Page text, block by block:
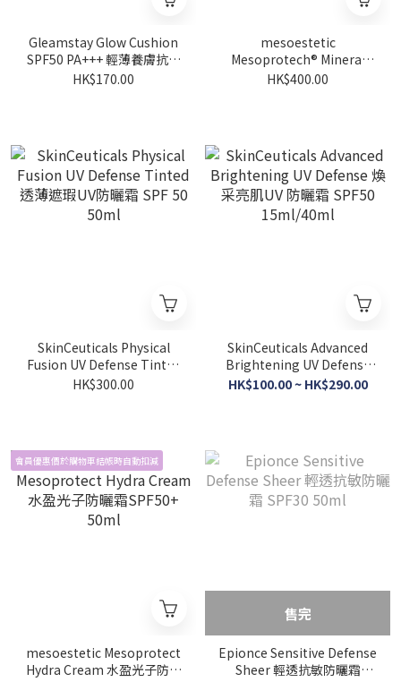
Gleamstay Glow Cushion
SPF50 PA+++ 輕薄養膚抗糖
氣墊 15g
HK$170.00
mesoestetic
Mesoprotech® Mineral
Fluid SPF50 全物理光子防曬
HK$400.00
SkinCeuticals Physical
Fusion UV Defense Tinted
透薄遮瑕UV防曬霜 SPF 50
HK$300.00
SkinCeuticals Advanced
Brightening UV Defense
煥采亮肌UV 防曬霜 SPF50
HK$100.00 ~ HK$290.00
會員優惠價於購物車結帳時自動扣減
mesoestetic Mesoprotect
Hydra Cream 水盈光子防曬
售完
Epionce Sensitive Defense
Sheer 輕透抗敏防曬霜